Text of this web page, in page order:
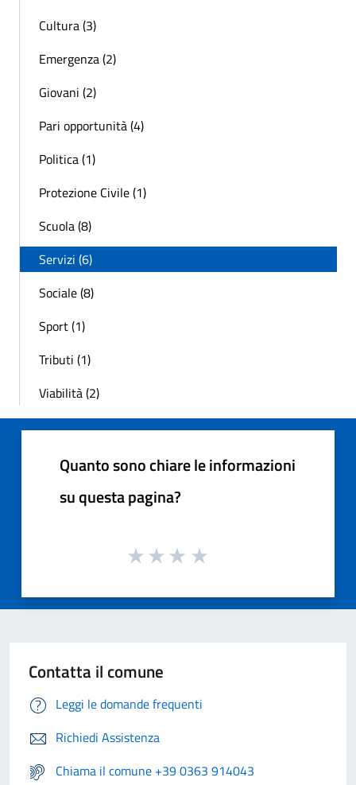
Cultura (3)
Emergenza (2)
Giovani (2)
Pari opportunità (4)
Politica (1)
Protezione Civile (1)
Scuola (8)
Servizi (6)
Sociale (8)
Sport (1)
Tributi (1)
Viabilità (2)
Quanto sono chiare le informazioni
su questa pagina?
Contatta il comune
Leggi le domande frequenti
Richiedi Assistenza
Chiama il comune +39 0363 914043